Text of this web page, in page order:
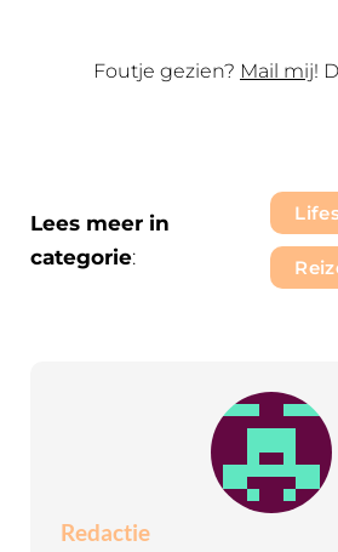
Foutje gezien? Mail mij!
Lees meer in
categorie:
Redactie